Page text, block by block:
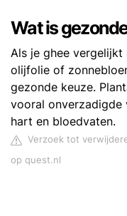
Wat is
Als je ghee
olijfolie of
gezonde keuze.
vooral onverzadigde
hart en bloedvaten.
Verzoek tot
op quest.nl